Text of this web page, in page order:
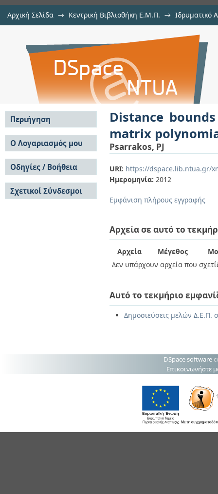
Αρχική Σελίδα → Κεντρική Βιβλιοθήκη Ε.Μ.Π. → Ιδρυματικό
Distance bounds for prescribed
Distance
matrix
Psarrakos, PJ
URI: https://dspace.lib.ntua.gr/
Ημερομηνία: 2012
Εμφάνιση πλήρους εγγραφής
Αρχεία σε αυτό το
Αρχεία Μέγεθος
Δεν υπάρχουν αρχεία που
Αυτό το τεκμήριο
Δημοσιεύσεις μελών Δ.Ε.Π.
Περιήγηση
Σε όλο το DSpace
Κοινότητες & Συλλογές
Ανά Ημερομηνία
Έκδοσης
Συγγραφείς
Τίτλοι
Θέματα
Ο Λογαριασμός μου
Σύνδεση
Εγγραφή
Οδηγίες / Βοήθεια
Οδηγίες Υποβολής
Οδηγίες Χρήσης ΙΑ
Συχνές Ερωτήσεις
Σχετικοί Σύνδεσμοι
DSpace software
Επικοινωνήστε